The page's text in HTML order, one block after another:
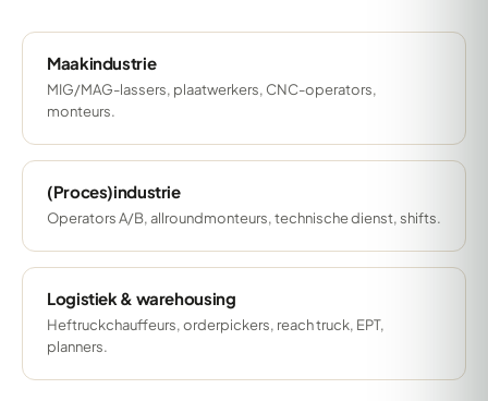
Maakindustrie
MIG/MAG-lassers, plaatwerkers, CNC-operators,
monteurs.
(Proces)industrie
Operators A/B, allroundmonteurs, technische dienst, shifts.
Logistiek & warehousing
Heftruckchauffeurs, orderpickers, reach truck, EPT,
planners.